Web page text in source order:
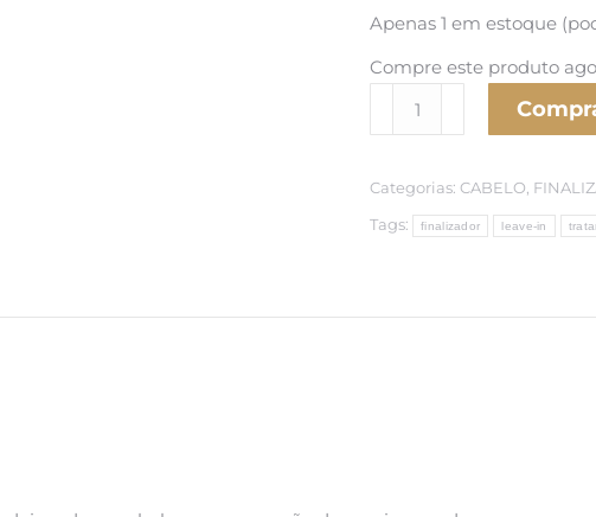
Apenas 1 em estoque
Compre este produto
Smooth
-
Tratamento
quantidade
Categorias: CABELO
Tags:
finalizador leave-in